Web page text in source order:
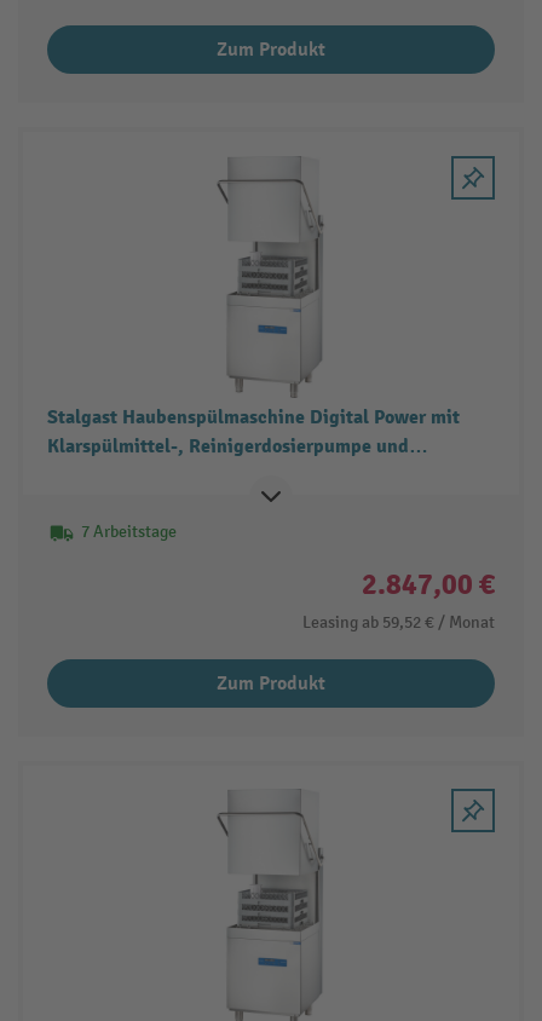
Zum Produkt
Stalgast Haubenspülmaschine Digital Power mit
Klarspülmittel-, Reinigerdosierpumpe und
7 Arbeitstage
2.847,00 €
Leasing ab 59,52 € / Monat
Zum Produkt